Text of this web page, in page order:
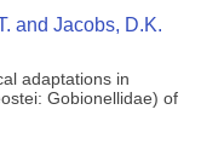
and Jacobs, D.K.
adaptations in
Gobionellidae) of